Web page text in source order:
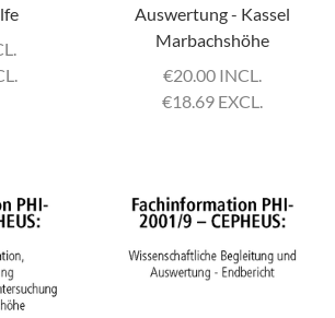
Auswertung - Kassel
Marbachshöhe
€20.00 INCL.
€18.69 EXCL.